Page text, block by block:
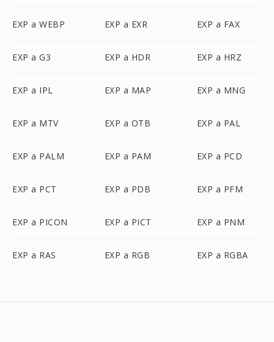
EXP a WEBP EXP a EXR EXP a FAX
EXP a G3 EXP a HDR EXP a HRZ
EXP a IPL EXP a MAP EXP a MNG
EXP a MTV EXP a OTB EXP a PAL
EXP a PALM EXP a PAM EXP a PCD
EXP a PCT EXP a PDB EXP a PFM
EXP a PICON EXP a PICT EXP a PNM
EXP a RAS EXP a RGB EXP a RGBA